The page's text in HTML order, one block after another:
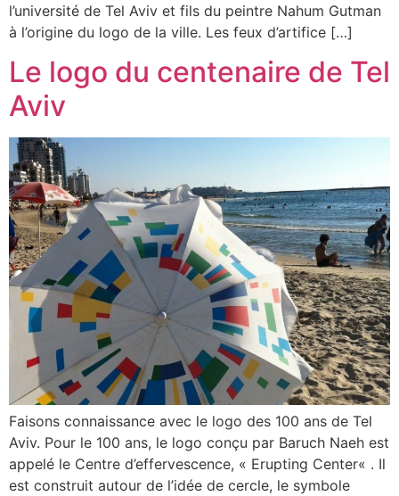
l’université de Tel Aviv et fils du peintre Nahum Gutman
à l’origine du logo de la ville. Les feux d’artifice […]
Le logo du centenaire de Tel
Aviv
Faisons connaissance avec le logo des 100 ans de Tel
Aviv. Pour le 100 ans, le logo conçu par Baruch Naeh est
appelé le Centre d’effervescence, « Erupting Center« . Il
est construit autour de l’idée de cercle, le symbole